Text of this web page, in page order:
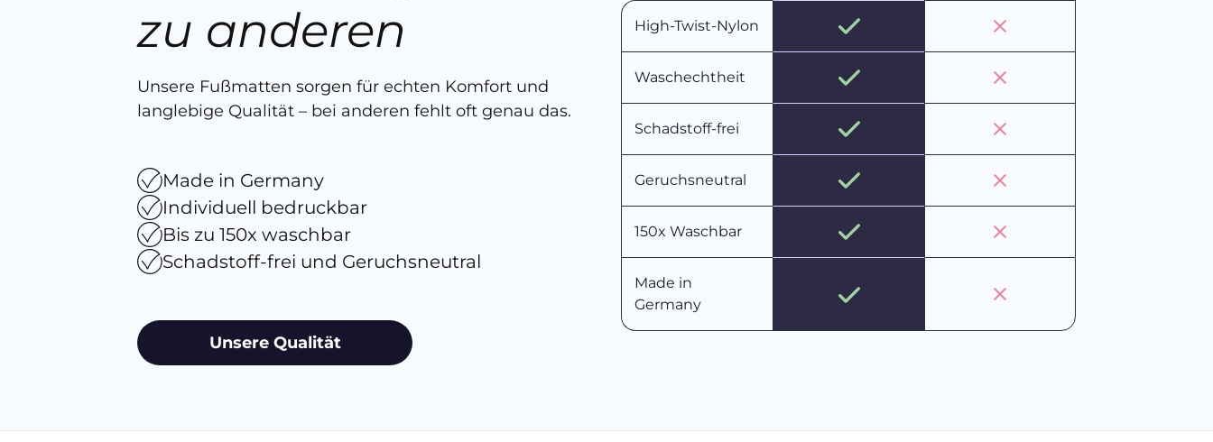
zu anderen
Unsere Fußmatten sorgen für echten Komfort und
langlebige Qualität – bei anderen fehlt oft genau das.
Made in Germany
Individuell bedruckbar
Bis zu 150x waschbar
Schadstoff-frei und Geruchsneutral
Unsere Qualität
High-Twist-Nylon
Waschechtheit
Schadstoff-frei
Geruchsneutral
150x Waschbar
Made in
Germany